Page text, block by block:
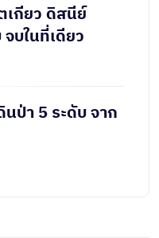
เกียว ดิสนีย์
บในที่เดียว
ป่า 5 ระดับ จาก